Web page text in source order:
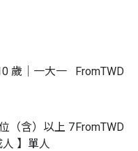
惜食，
課綱，將這些故事設
後的食農知識！
歲｜一大一
FromTWD
（含）以上 7
】單人
FromTWD